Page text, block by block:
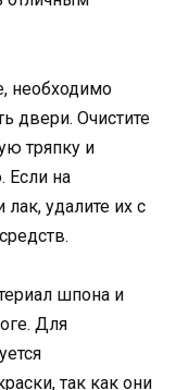
необходимо
двери. Очистите
тряпку и
Если на
лак, удалите их с
шпона и
Для
так как они